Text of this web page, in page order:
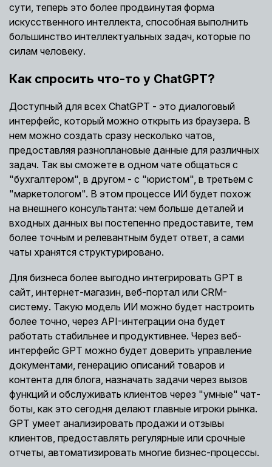
сути, теперь это более продвинутая форма
искусственного интеллекта, способная выполнить
большинство интеллектуальных задач, которые по
силам человеку.
Как спросить что-то у ChatGPT?
Доступный для всех ChatGPT - это диалоговый
интерфейс, который можно открыть из браузера. В
нем можно создать сразу несколько чатов,
предоставляя разноплановые данные для различных
задач. Так вы сможете в одном чате общаться с
"бухгалтером", в другом - с "юристом", в третьем с
"маркетологом". В этом процессе ИИ будет похож
на внешнего консультанта: чем больше деталей и
входных данных вы постепенно предоставите, тем
более точным и релевантным будет ответ, а сами
чаты хранятся структурировано.
Для бизнеса более выгодно интегрировать GPT в
сайт, интернет-магазин, веб-портал или CRM-
систему. Такую модель ИИ можно будет настроить
более точно, через API-интеграции она будет
работать стабильнее и продуктивнее. Через веб-
интерфейс GPT можно будет доверить управление
документами, генерацию описаний товаров и
контента для блога, назначать задачи через вызов
функций и обслуживать клиентов через "умные" чат-
боты, как это сегодня делают главные игроки рынка.
GPT умеет анализировать продажи и отзывы
клиентов, предоставлять регулярные или срочные
отчеты, автоматизировать многие бизнес-процессы.